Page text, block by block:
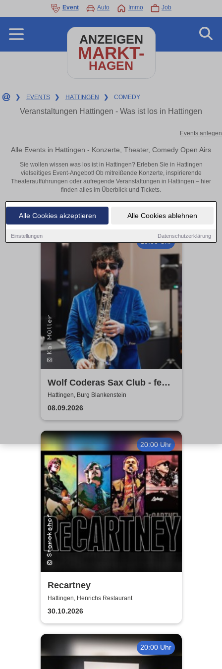
Alle Cookies akzeptieren Alle Cookies ablehnen
Einstellungen Datenschutzerklärung
Event Auto Immo Job
ANZEIGEN
MARKT-
HAGEN
❯ EVENTS ❯ HATTINGEN ❯ COMEDY
Veranstaltungen Hattingen - Was ist los in Hattingen
Events anlegen
Alle Events in Hattingen - Konzerte, Theater, Comedy Open Airs
Sie wollen wissen was los ist in Hattingen? Erleben Sie in Hattingen
vielseitiges Event-Angebot! Ob mitreißende Konzerte, inspirierende
Theateraufführungen oder aufregende Veranstaltungen in Hattingen – hier
finden alles im Überblick und Tickets.
19:00 Uhr
Wolf Coderas Sax Club - feat.
DJ macami
Hattingen, Burg Blankenstein
08.09.2026
20:00 Uhr
Recartney
Hattingen, Henrichs Restaurant
30.10.2026
20:00 Uhr